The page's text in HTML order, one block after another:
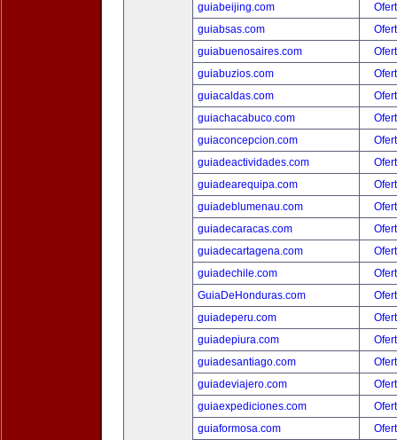
guiabeijing.com
guiabsas.com
guiabuenosaires.com
guiabuzios.com
guiacaldas.com
guiachacabuco.com
guiaconcepcion.com
guiadeactividades.com
guiadearequipa.com
guiadeblumenau.com
guiadecaracas.com
guiadecartagena.com
guiadechile.com
GuiaDeHonduras.com
guiadeperu.com
guiadepiura.com
guiadesantiago.com
guiadeviajero.com
guiaexpediciones.com
guiaformosa.com